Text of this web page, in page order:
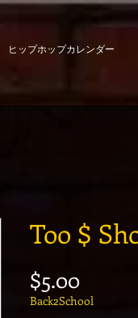
ヒップホップカレンダー
Too $
$5.00価格
Back2School